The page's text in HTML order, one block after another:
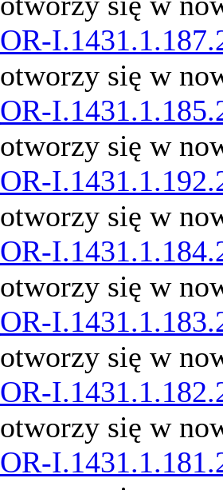
OR-
otworzy się w
OR-
otworzy się w
OR-
otworzy się w
OR-
otworzy się w
OR-
otworzy się w
OR-
otworzy się w
OR-